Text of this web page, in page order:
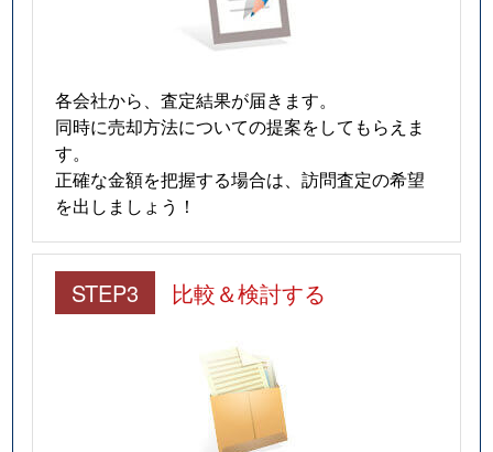
各会社から、査定結果が届きます。
同時に売却方法についての提案をしてもらえま
す。
正確な金額を把握する場合は、訪問査定の希望
を出しましょう！
STEP3 比較＆検討する